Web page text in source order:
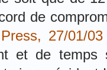
de
27/01/03
et de temps